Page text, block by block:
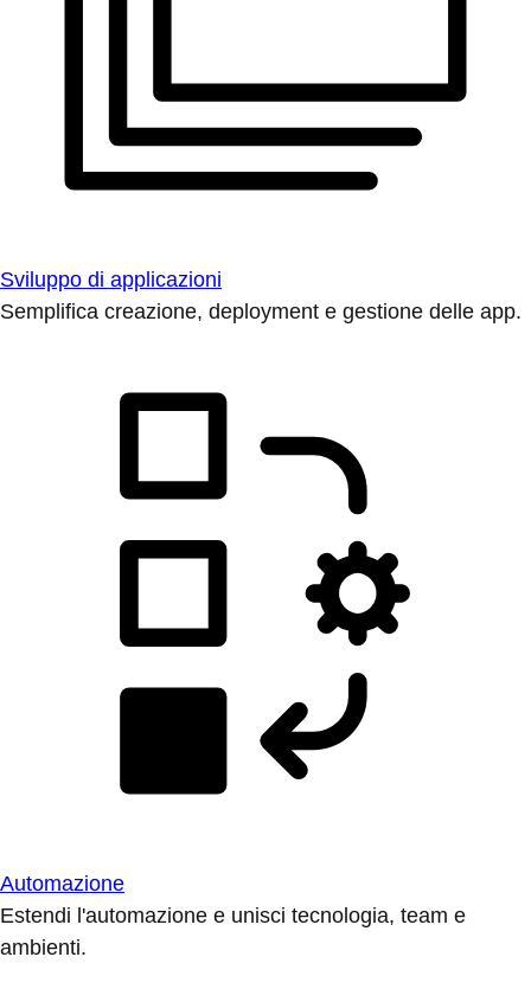
Sviluppo di applicazioni
Semplifica creazione, deployment e gestione delle app.
Automazione
Estendi l'automazione e unisci tecnologia, team e
ambienti.